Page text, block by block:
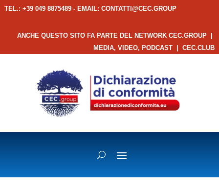
TEL.: +39 049 8875489 - EMAIL: CONTATTI@CEC.GROUP
ANCHE QUESTO SITO FA PARTE DEL NETWORK CEC.GROUP
MEDIA, VIDEO, PODCAST |CEC.CLUB